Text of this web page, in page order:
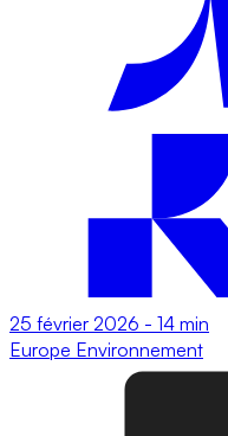
25 février 2026 - 14 min
Europe Environnement